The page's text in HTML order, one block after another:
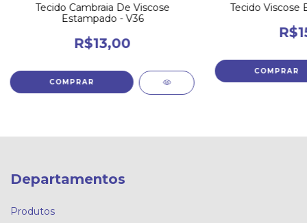
Tecido Cambraia De Viscose
Estampado - V36
R$13,00
Tecido Viscose
Departamentos
Produtos